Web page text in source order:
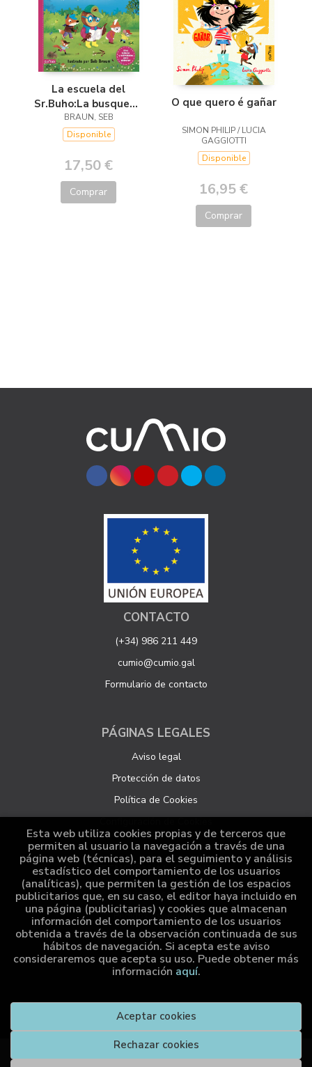
La escuela del
Sr.Buho:La busqueda
del tesoro
BRAUN, SEB
Disponible
17,50 €
Comprar
O que quero é gañar
SIMON PHILIP / LUCIA
GAGGIOTTI
Disponible
16,95 €
Comprar
CONTACTO
(+34) 986 211 449
cumio@cumio.gal
Formulario de contacto
PÁGINAS LEGALES
Aviso legal
Protección de datos
Política de Cookies
Configuración de Cookies
ATENCIÓN AL CLIENTE
Quiénes somos
Pedidos especiales
Distribución
Cumio Editora
. Todos los Derechos Reservados |
Grupo Trevenque
Esta web utiliza cookies propias y de terceros que
permiten al usuario la navegación a través de una
página web (técnicas), para el seguimiento y análisis
estadístico del comportamiento de los usuarios
(analíticas), que permiten la gestión de los espacios
publicitarios que, en su caso, el editor haya incluido en
una página (publicitarias) y cookies que almacenan
información del comportamiento de los usuarios
obtenida a través de la observación continuada de sus
hábitos de navegación. Si acepta este aviso
consideraremos que acepta su uso. Puede obtener más
información aquí.
Rechazar cookies
Aceptar cookies